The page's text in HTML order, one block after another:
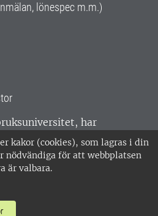
kakor (cookies), som lagras i din
nödvändiga för att webbplatsen
är valbara.
lönespec m.m.)
har
Sverige. Huvudorter är
Umeå.SLU är
ISO 14001. •
202100-2817 •